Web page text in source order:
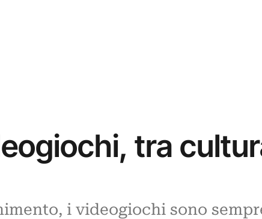
tra
i videogiochi sono